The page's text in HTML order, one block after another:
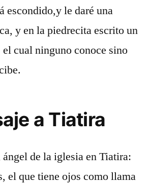
escondido,y le daré una
y en la piedrecita escrito un
cual ninguno conoce sino
a Tiatira
de la iglesia en Tiatira:
el que tiene ojos como llama